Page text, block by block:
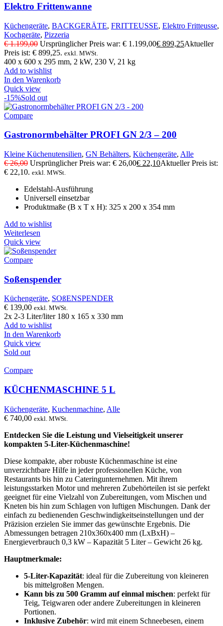
Elektro Frittenwanne
Küchengeräte, BACKGERÄTE, FRITTEUSSE, Elektro Fritteusse,
Kochgeräte, Pizzeria
€1.199,00 Ursprünglicher Preis war: € 1.199,00€ 899,25Aktueller
Preis ist: € 899,25. exkl. MWSt.
400 x 600 x 295 mm, 2 kW, 230 V, 21 kg
Add to wishlist
In den Warenkorb
Quick view
-15%Sold out
Compare
Gastronormbehälter PROFI GN 2/3 – 200
Kleine Küchenutensilien, GN Behälters, Küchengeräte, Alle
€26,00 Ursprünglicher Preis war: € 26,00€ 22,10Aktueller Preis ist:
€ 22,10. exkl. MWSt.
Edelstahl-Ausführung
Universell einsetzbar
Produktmaße (B x T x H): 325 x 200 x 354 mm
Add to wishlist
Weiterlesen
Quick view
Compare
Soßenspender
Küchengeräte, SOßENSPENDER
€ 139,00 exkl. MWSt.
2x 2-3 Liter/liter 180 x 165 x 330 mm
Add to wishlist
In den Warenkorb
Quick view
Sold out
Compare
KÜCHENMASCHINE 5 L
Küchengeräte, Kuchenmachine, Alle
€ 740,00 exkl. MWSt.
Entdecken Sie die Leistung und Vielseitigkeit unserer
kompakten 5-Liter-Küchenmaschine!
Diese kompakte, aber robuste Küchenmaschine ist eine
unverzichtbare Hilfe in jeder professionellen Küche, von
Restaurants bis hin zu Cateringunternehmen. Mit ihrem
leistungsstarken Motor und mehreren Zubehörteilen ist sie perfekt
geeignet für eine Vielzahl von Zubereitungen, vom Mischen und
Kneten bis hin zum Schlagen von luftigen Mischungen. Dank der
einfach zu bedienenden Geschwindigkeitseinstellungen und der
Präzision erzielen Sie immer das gewünschte Ergebnis. Die
Abmessungen betragen 210x360x400 mm (LxBxH) –
Energieverbrauch 0,3 kW – Kapazität 5 Liter – Gewicht 26 kg.
Hauptmerkmale:
5-Liter-Kapazität: ideal für die Zubereitung von kleineren
bis mittelgroßen Mengen.
Kann bis zu 500 Gramm auf einmal mischen: perfekt für
Teig, Teigwaren oder andere Zubereitungen in kleineren
Portionen.
Inklusive Zubehör: wird mit einem Schneebesen, einem